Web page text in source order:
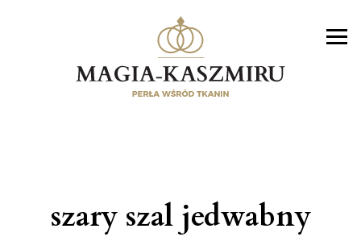
szary szal jedwabny